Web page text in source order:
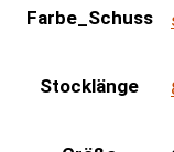
Farbe_Schuss
Stocklänge